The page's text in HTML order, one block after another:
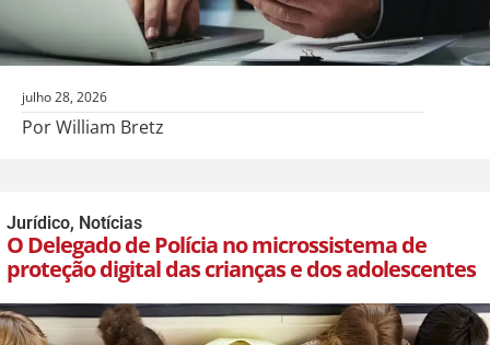
julho 28, 2026
Por William Bretz
Jurídico, Notícias
O Delegado de Polícia no microssistema de
proteção digital das crianças e dos adolescentes